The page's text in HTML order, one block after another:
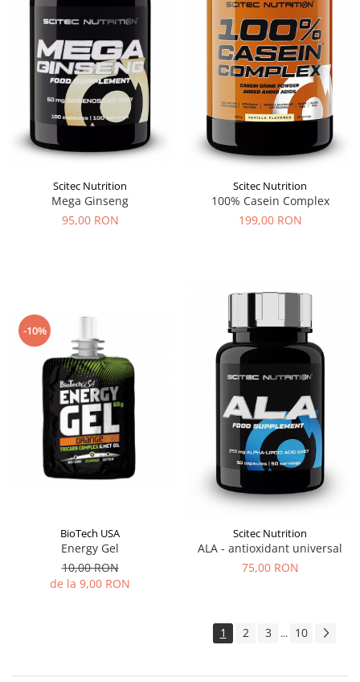
Scitec Nutrition
Mega Ginseng
95,00 RON
Scitec Nutrition
100% Casein Complex
199,00 RON
-10%
BioTech USA
Energy Gel
10,00 RON
de la 9,00 RON
Scitec Nutrition
ALA - antioxidant universal
75,00 RON
1 2 3 ... 10